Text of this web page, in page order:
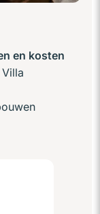
en kosten